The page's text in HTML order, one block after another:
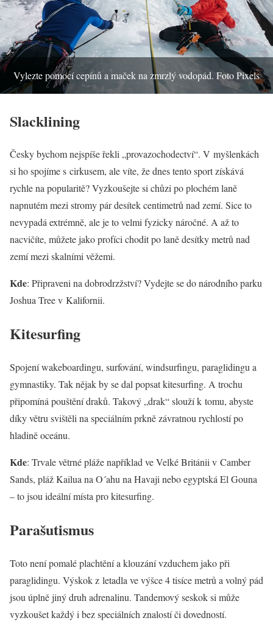
Vylezte pomocí cepínů a maček na zmrzlý vodopád. Foto Pixels
Slacklining
Česky bychom nejspíše řekli „provazochodectví“. V myšlenkách
si ho spojíme s cirkusem, ale víte, že dnes tento sport získává
rychle na popularitě? Vyzkoušejte si chůzi po plochém laně
napnutém mezi stromy pár desítek centimetrů nad zemí. Sice to
nevypadá extrémně, ale je to velmi fyzicky náročné. A až to
nacvičíte, můžete jako profíci chodit po laně desítky metrů nad
zemí mezi skalními věžemi.
Kde: Připraveni na dobrodrzžství? Vydejte se do národního parku
Joshua Tree v Kalifornii.
Kitesurfing
Spojení wakeboardingu, surfování, windsurfingu, paraglidingu a
gymnastiky. Tak nějak by se dal popsat kitesurfing. A trochu
připomíná pouštění draků. Takový „drak“ slouží k tomu, abyste
díky větru svištěli na speciálním prkně závratnou rychlostí po
hladině oceánu.
Kde: Trvale větrné pláže například ve Velké Británii v Camber
Sands, pláž Kailua na O´ahu na Havaji nebo egyptská El Gouna
– to jsou ideální místa pro kitesurfing.
Parašutismus
Toto není pomalé plachtění a klouzání vzduchem jako při
paraglidingu. Výskok z letadla ve výšce 4 tisíce metrů a volný pád
jsou úplně jiný druh adrenalinu. Tandemový seskok si může
vyzkoušet každý i bez speciálních znalostí či dovedností.